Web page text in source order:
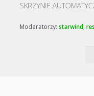
SKRZYNIE
Moderatorzy: starwind,